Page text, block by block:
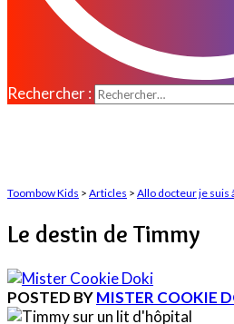
Rechercher :
Toombow Kids > Articles > Allo docteur je suis
Le destin de Timmy
POSTED BYMISTER COOKIE